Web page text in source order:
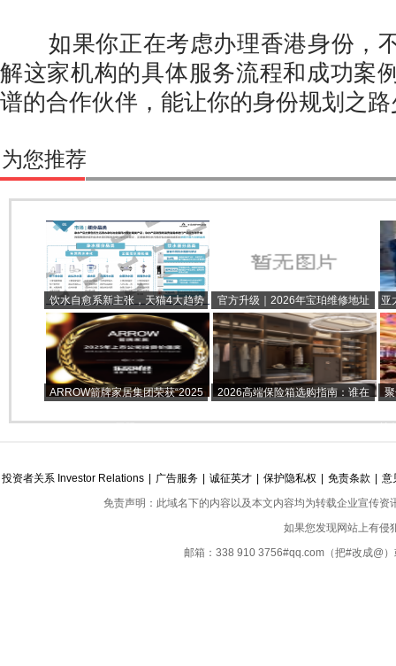
如果你正在考虑办理香港身份，
解这家机构的具体服务流程和成功案
谱的合作伙伴，能让你的身份规划之
为您推荐
饮水自愈系新主张，天猫4大趋势
引领净饮新风潮
官方升级｜2026年宝珀维修地址
及热线更新 服务再升级
亚
声
狮
ARROW箭牌家居集团荣获“2025
2026高端保险箱选购指南：谁在
投资者关系 Investor Relations 广告服务 诚征英才 保护隐私权 免责条款
意
免责声明：此域名下的内容以及本文内容均为转载企业宣传
如果您发现网站上有侵
邮箱：338 910 3756#qq.com（把#改成@